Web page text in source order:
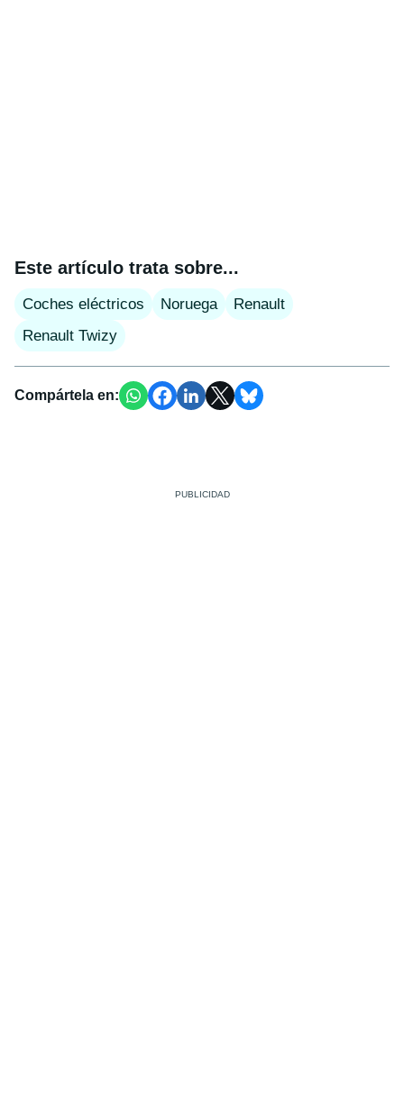
Este artículo trata sobre...
Coches eléctricos Noruega
Renault
Renault Twizy
Compártela en: